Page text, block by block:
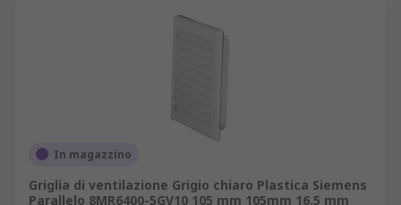
In magazzino
Griglia di ventilazione Grigio chiaro Plastica Siemens
Parallelo 8MR6400-5GV10 105 mm 105mm 16.5 mm